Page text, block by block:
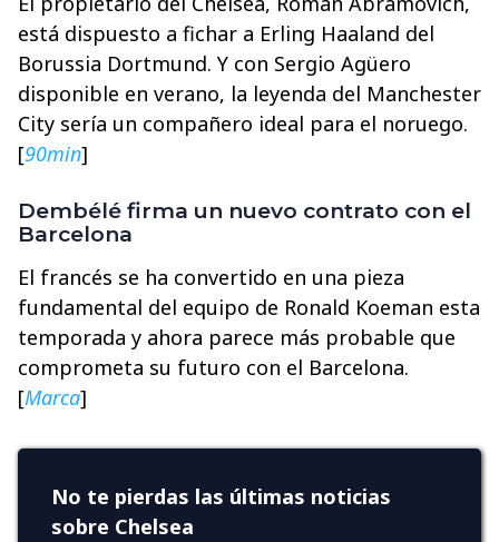
está dispuesto a fichar a Erling Haaland del
Borussia Dortmund. Y con Sergio Agüero
disponible en verano, la leyenda del Manchester
City sería un compañero ideal para el noruego.
[90min]
Dembélé firma un nuevo contrato con el
Barcelona
El francés se ha convertido en una pieza
fundamental del equipo de Ronald Koeman esta
temporada y ahora parece más probable que
comprometa su futuro con el Barcelona.
[Marca]
No te pierdas las últimas noticias
sobre Chelsea